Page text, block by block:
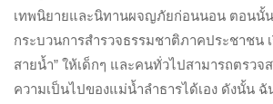
เทพนิยายและนิทานผจญภัยก่อนนอน ตอนนั้
กระบวนการสำรวจธรรมชาติภาคประชาชน
สายน้ำ” ให้เด็กๆ และคนทั่วไปสามารถตรว
ความเป็นไปของแม่น้ำลำธารได้เอง ดังนั้น